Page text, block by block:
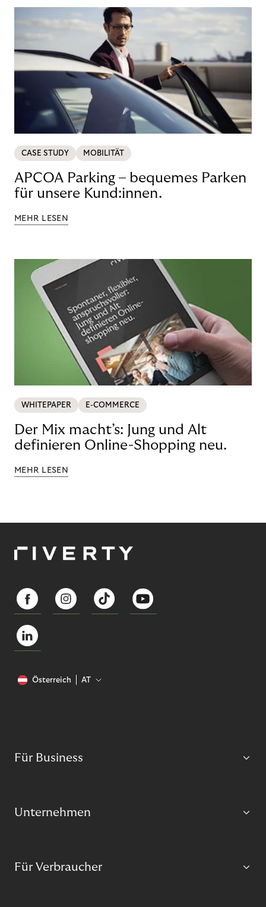
CASE STUDY MOBILITÄT
APCOA Parking – bequemes Parken
für unsere Kund:innen.
MEHR LESEN
WHITEPAPER E-COMMERCE
Der Mix macht’s: Jung und Alt
definieren Online-Shopping neu.
MEHR LESEN
Österreich AT
Für Business
Unternehmen
Für Verbraucher